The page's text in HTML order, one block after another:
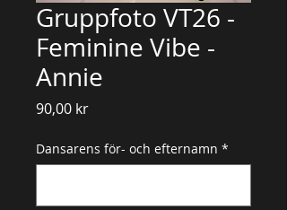
Gruppfoto VT26 -
Feminine Vibe -
Annie
90,00 krPris
Dansarens för- och efternamn *